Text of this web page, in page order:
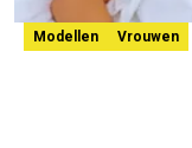
Modellen Vrouwen